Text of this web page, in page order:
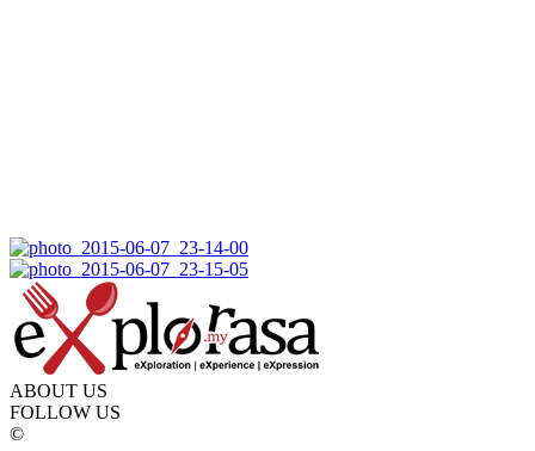
ABOUT US
FOLLOW US
©